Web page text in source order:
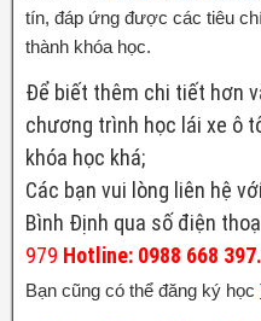
tín, đáp ứng được các tiêu
thành khóa học.
Để biết thêm chi tiết hơn
chương trình học lái xe ô
khóa học khá;
Các bạn vui lòng liên hệ
Bình Định qua số điện
979 Hotline: 0988 668 397.
Bạn cũng có thể đăng ký học